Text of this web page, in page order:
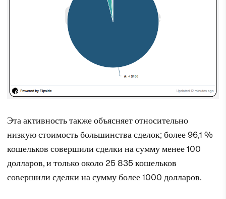
Эта активность также объясняет относительно
низкую стоимость большинства сделок; более 96,1 %
кошельков совершили сделки на сумму менее 100
долларов, и только около 25 835 кошельков
совершили сделки на сумму более 1000 долларов.